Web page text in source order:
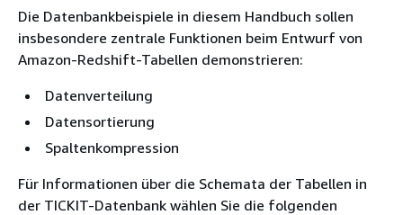
Die Datenbankbeispiele in diesem Handbuch sollen
insbesondere zentrale Funktionen beim Entwurf von
Amazon-Redshift-Tabellen demonstrieren:
Datenverteilung
Datensortierung
Spaltenkompression
Für Informationen über die Schemata der Tabellen in
der TICKIT-Datenbank wählen Sie die folgenden